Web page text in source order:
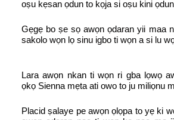
oṣu kẹsan ọdun to kọja si oṣu kini
Gẹgẹ bo ṣe sọ awọn ọdaran yii maa
sakolo wọn lọ sinu igbo ti wọn a si lu
Lara awọn nkan ti wọn ri gba lọwọ
ọkọ Sienna mẹta ati owo to ju miliọnu
Placid ṣalaye pe awọn ọlọpa to yẹ ki